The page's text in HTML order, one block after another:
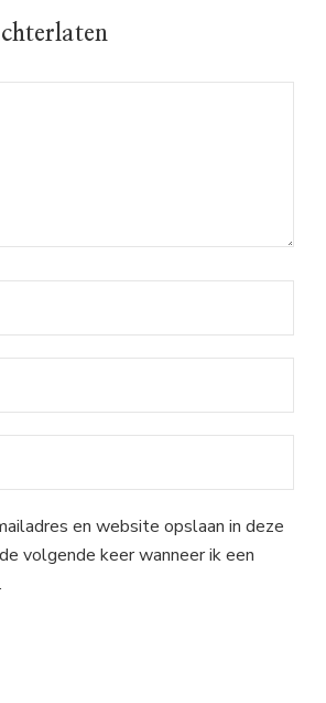
en website opslaan in deze
volgende keer wanneer ik een